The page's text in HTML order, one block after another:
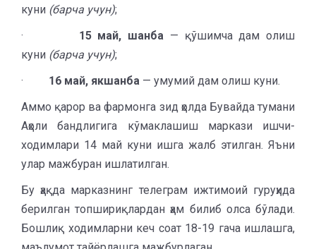
куни (барча учун);
· 15 май, шанба — қўшимча дам олиш
куни (барча учун);
· 16 май, якшанба — умумий дам олиш куни.
Аммо қарор ва фармонга зид ҳолда Бувайда тумани
Аҳоли бандлигига кўмаклашиш маркази ишчи-
ходимлари 14 май куни ишга жалб этилган. Яъни
улар мажбуран ишлатилган.
Бу ҳақда марказнинг телеграм ижтимоий гуруҳида
берилган топшириқлардан ҳам билиб олса бўлади.
Бошлиқ ходимларни кеч соат 18-19 гача ишлашга,